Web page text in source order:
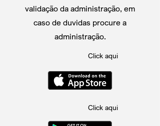
validação da administração, em
caso de duvidas procure a
administração.
Click aqui
Click aqui